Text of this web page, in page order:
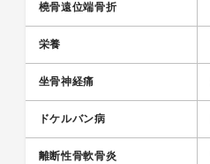
橈骨遠位端骨折
栄養
坐骨神経痛
ドケルバン病
離断性骨軟骨炎